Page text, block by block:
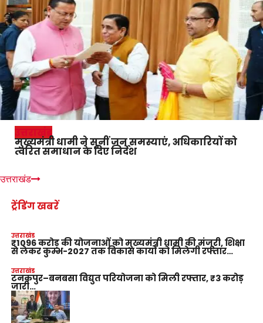
उत्तराखंड
मुख्यमंत्री धामी ने सुनीं जन समस्याएं, अधिकारियों को
त्वरित समाधान के दिए निर्देश
उत्तराखंड
ट्रेंडिंग खबरें
उत्तराखंड
₹1096 करोड़ की योजनाओं को मुख्यमंत्री धामी की मंजूरी, शिक्षा
से लेकर कुम्भ-2027 तक विकास कार्यों को मिलेगी रफ्तार…
उत्तराखंड
टनकपुर–बनबसा विद्युत परियोजना को मिली रफ्तार, ₹3 करोड़
जारी…